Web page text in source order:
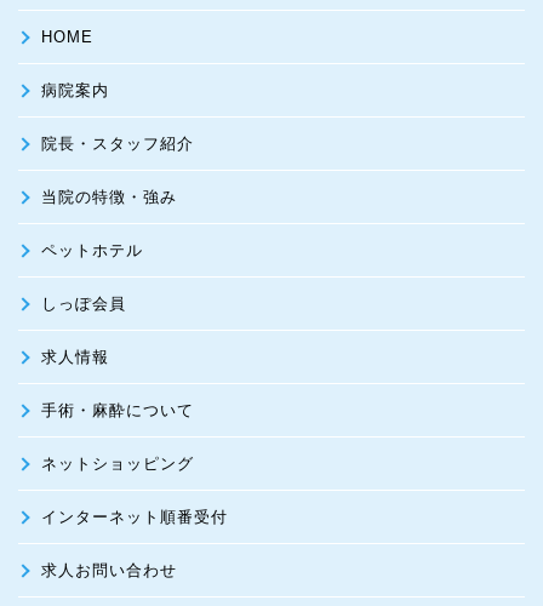
HOME
病院案内
院長・スタッフ紹介
当院の特徴・強み
ペットホテル
しっぽ会員
求人情報
手術・麻酔について
ネットショッピング
インターネット順番受付
求人お問い合わせ